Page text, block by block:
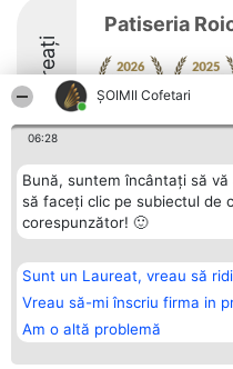
ȘOIMII Cofetari
06:28
Bună, suntem încântați să vă
să faceți clic pe subiectul de
corespunzător! 🙂
Sunt un Laureat, vreau să
Vreau să-mi înscriu firma in
Am o altă problemă
Laureați
Patiseria
8.5
Organizator Ranking
BRIGHT SOLUTIONS BR SRL
Sc. A Et. 4 Ap. 13 Cod 061952
București
CUI 36737675
tel: +40 770 990 492